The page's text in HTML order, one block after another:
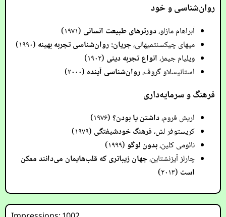
روان‌شناسی و خود
آبراهام مازلو،دورترهای طبیعت انسانی (۱۹۷۱)
میهای چیکسنتمیهالی،جریان: روان‌شناسی تجربه بهینه (۱۹۹۰)
ویلیام جیمز،انواع تجربه دینی (۱۹۰۲)
استانیسلاو گروف،روان‌شناسی آینده (۲۰۰۰)
فرهنگ و سرمایه‌داری
اریش فروم،داشتن یا بودن؟(۱۹۷۶)
کریستوفر لش،فرهنگ خودشیفتگی (۱۹۷۹)
نائومی کلین،بدون لوگو (۱۹۹۹)
چارلز آیزنشتاین،جهان زیباتری که قلب‌هایمان می‌دانند ممکن
است (۲۰۱۳)